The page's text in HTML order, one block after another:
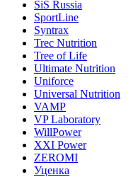
SiS Russia
SportLine
Syntrax
Trec Nutrition
Tree of Life
Ultimate Nutrition
Uniforce
Universal Nutrition
VAMP
VP Laboratory
WillPower
XXI Power
ZEROMI
Уценка